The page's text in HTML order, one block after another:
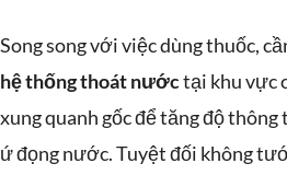
Song song với việc dùng thuốc,
hệ thống thoát nướctại khu vực
xung quanh gốc để tăng độ
ứ đọng nước. Tuyệt đối không